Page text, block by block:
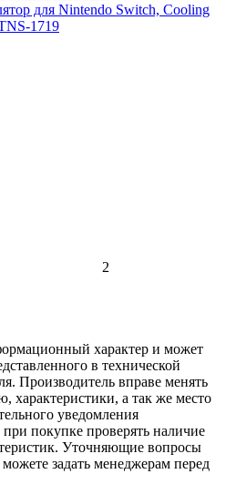
для Nintendo Switch, Cooling
1719
2
характер и может
в технической
Производитель вправе менять
характеристики, а так же место
уведомления
покупке проверять наличие
Уточняющие вопросы
задать менеджерам перед